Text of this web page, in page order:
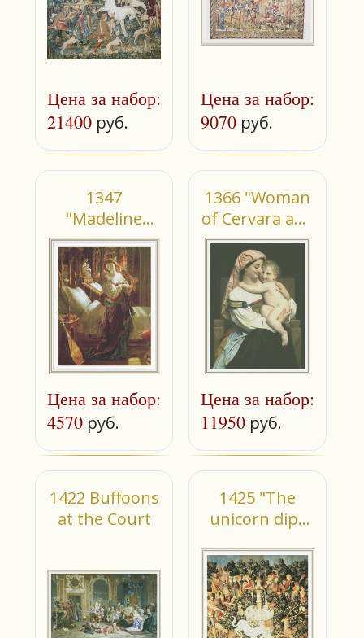
Цена за набор:
21400 руб.
Цена за набор:
9070 руб.
1347
"Madeline
after prayer"
(small)
Цена за набор:
4570 руб.
1366 "Woman
of Cervara and
Her Child"
Цена за набор:
11950 руб.
1422 Buffoons
at the Court
1425 "The
unicorn dips